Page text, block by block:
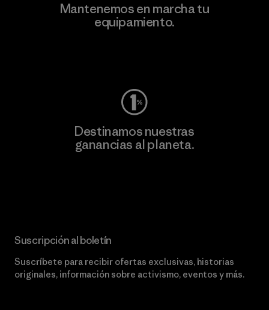
Mantenemos en marcha tu
equipamiento.
Destinamos nuestras
ganancias al planeta.
Suscripción al boletín
Suscríbete para recibir ofertas exclusivas, historias
originales, información sobre activismo, eventos y más.